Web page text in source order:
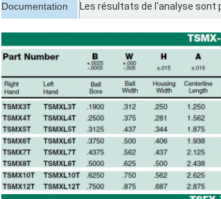
Documentation Les résultats de l'analyse sont